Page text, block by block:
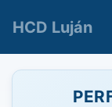
HCD Luján